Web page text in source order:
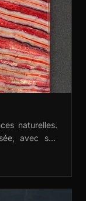
naturelles.
avec ses
les manches